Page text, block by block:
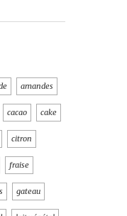
amandes
cacao cake
citron
fraise
gateau